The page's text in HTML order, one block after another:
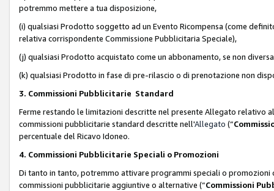
potremmo mettere a tua disposizione,
(i) qualsiasi Prodotto soggetto ad un Evento Ricompensa (come
relativa corrispondente Commissione Pubblicitaria Speciale),
(j) qualsiasi Prodotto acquistato come un abbonamento, se non
(k) qualsiasi Prodotto in fase di pre-rilascio o di prenotazione non
3. Commissioni Pubblicitarie Standard
Ferme restando le limitazioni descritte nel presente Allegato relativo
commissioni pubblicitarie standard descritte nell'Allegato (“
percentuale del Ricavo Idoneo.
4. Commissioni Pubblicitarie Speciali o Promozioni
Di tanto in tanto, potremmo attivare programmi speciali o
commissioni pubblicitarie aggiuntive o alternative (“Commissioni